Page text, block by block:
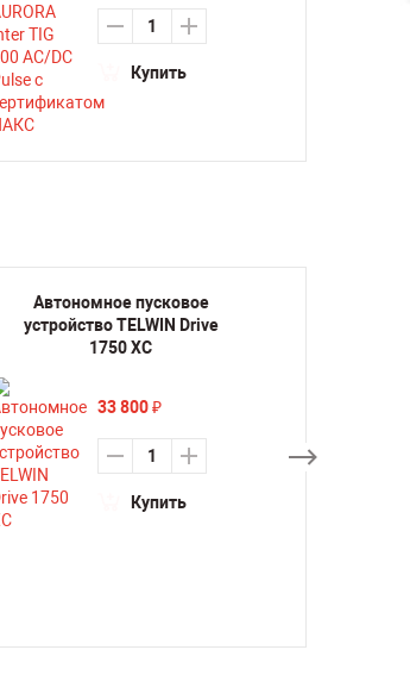
Купить
Автономное пусковое
устройство TELWIN Drive
1750 XC
33 800 ₽
Купить